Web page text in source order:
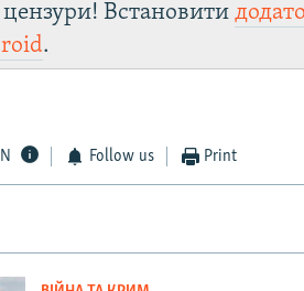
Встановити
.
Follow us Print